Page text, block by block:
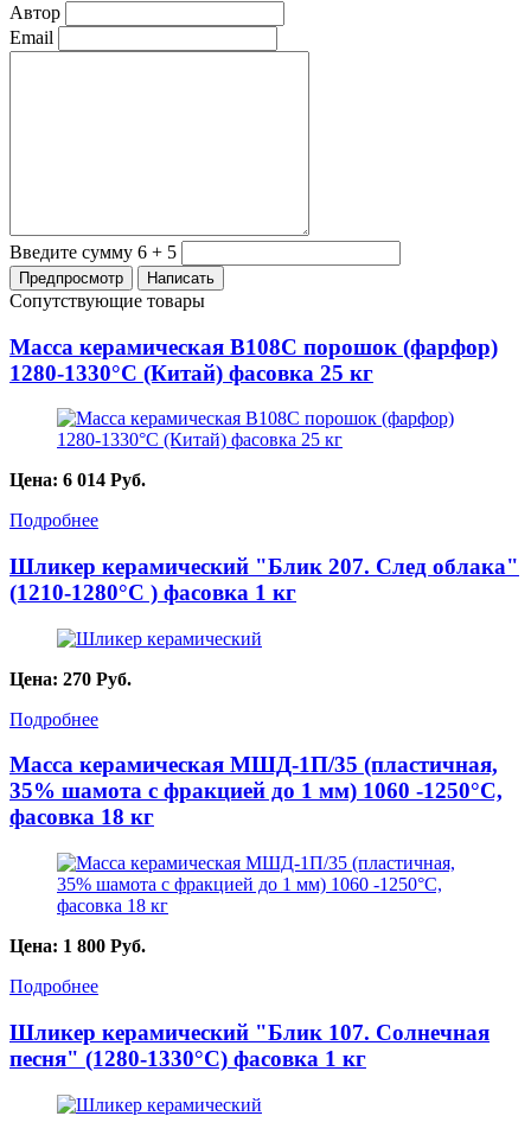
Автор
Email
Введите сумму 6 + 5
Сопутствующие товары
Масса керамическая B108C порошок (фарфор)
1280-1330°С (Китай) фасовка 25 кг
Цена: 6 014 Руб.
Подробнее
Шликер керамический "Блик 207. След облака"
(1210-1280°С ) фасовка 1 кг
Цена: 270 Руб.
Подробнее
Масса керамическая МШД-1П/35 (пластичная,
35% шамота с фракцией до 1 мм) 1060 -1250°С,
фасовка 18 кг
Цена: 1 800 Руб.
Подробнее
Шликер керамический "Блик 107. Солнечная
песня" (1280-1330°С) фасовка 1 кг